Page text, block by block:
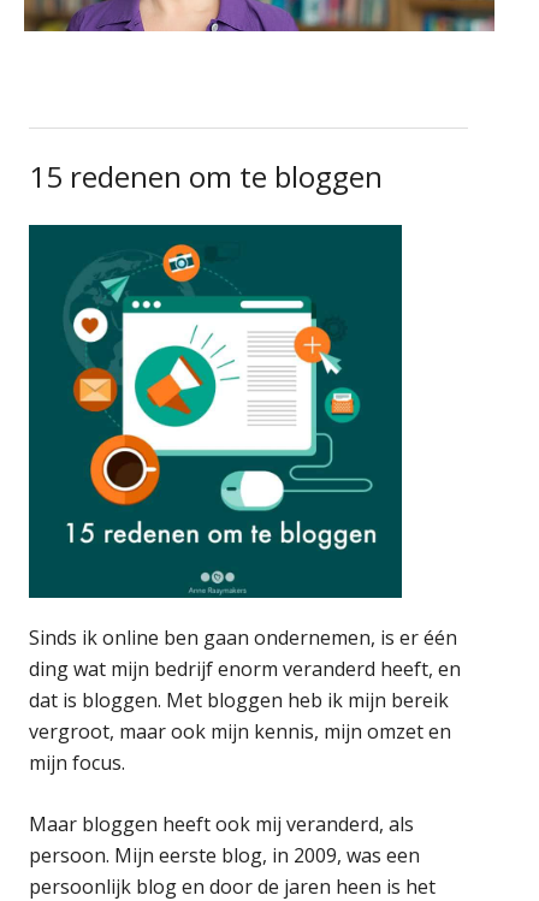
15 redenen om te bloggen
Sinds ik online ben gaan ondernemen, is er één
ding wat mijn bedrijf enorm veranderd heeft, en
dat is bloggen. Met bloggen heb ik mijn bereik
vergroot, maar ook mijn kennis, mijn omzet en
mijn focus.
Maar bloggen heeft ook mij veranderd, als
persoon. Mijn eerste blog, in 2009, was een
persoonlijk blog en door de jaren heen is het